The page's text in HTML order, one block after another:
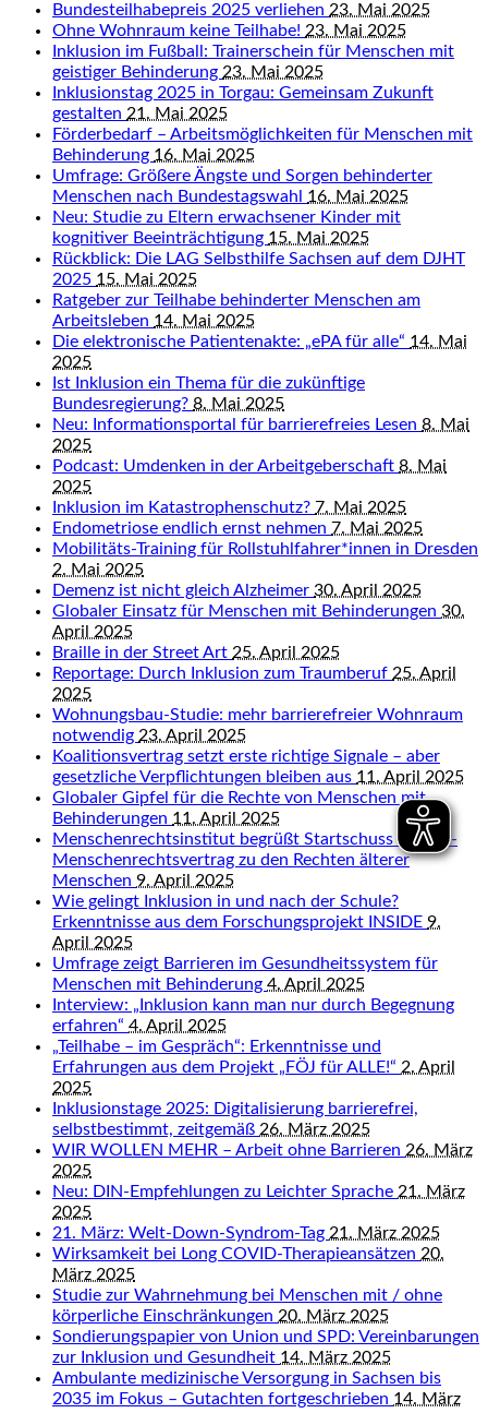
Bundesteilhabepreis 2025 verliehen 23. Mai 2025
Ohne Wohnraum keine Teilhabe! 23. Mai 2025
Inklusion im Fußball: Trainerschein für Menschen mit
geistiger Behinderung 23. Mai 2025
Inklusionstag 2025 in Torgau: Gemeinsam Zukunft
gestalten 21. Mai 2025
Förderbedarf – Arbeitsmöglichkeiten für Menschen mit
Behinderung 16. Mai 2025
Umfrage: Größere Ängste und Sorgen behinderter
Menschen nach Bundestagswahl 16. Mai 2025
Neu: Studie zu Eltern erwachsener Kinder mit
kognitiver Beeinträchtigung 15. Mai 2025
Rückblick: Die LAG Selbsthilfe Sachsen auf dem DJHT
2025 15. Mai 2025
Ratgeber zur Teilhabe behinderter Menschen am
Arbeitsleben 14. Mai 2025
Die elektronische Patientenakte: „ePA für alle“ 14. Mai
2025
Ist Inklusion ein Thema für die zukünftige
Bundesregierung? 8. Mai 2025
Neu: Informationsportal für barrierefreies Lesen 8. Mai
2025
Podcast: Umdenken in der Arbeitgeberschaft 8. Mai
2025
Inklusion im Katastrophenschutz? 7. Mai 2025
Endometriose endlich ernst nehmen 7. Mai 2025
Mobilitäts-Training für Rollstuhlfahrer*innen in Dresden
2. Mai 2025
Demenz ist nicht gleich Alzheimer 30. April 2025
Globaler Einsatz für Menschen mit Behinderungen 30.
April 2025
Braille in der Street Art 25. April 2025
Reportage: Durch Inklusion zum Traumberuf 25. April
2025
Wohnungsbau-Studie: mehr barrierefreier Wohnraum
notwendig 23. April 2025
Koalitionsvertrag setzt erste richtige Signale – aber
gesetzliche Verpflichtungen bleiben aus 11. April 2025
Globaler Gipfel für die Rechte von Menschen mit
Behinderungen 11. April 2025
Menschenrechtsinstitut begrüßt Startschuss für UN-
Menschenrechtsvertrag zu den Rechten älterer
Menschen 9. April 2025
Wie gelingt Inklusion in und nach der Schule?
Erkenntnisse aus dem Forschungsprojekt INSIDE 9.
April 2025
Umfrage zeigt Barrieren im Gesundheitssystem für
Menschen mit Behinderung 4. April 2025
Interview: „Inklusion kann man nur durch Begegnung
erfahren“ 4. April 2025
„Teilhabe – im Gespräch“: Erkenntnisse und
Erfahrungen aus dem Projekt „FÖJ für ALLE!“ 2. April
2025
Inklusionstage 2025: Digitalisierung barrierefrei,
selbstbestimmt, zeitgemäß 26. März 2025
WIR WOLLEN MEHR – Arbeit ohne Barrieren 26. März
2025
Neu: DIN-Empfehlungen zu Leichter Sprache 21. März
2025
21. März: Welt-Down-Syndrom-Tag 21. März 2025
Wirksamkeit bei Long COVID-Therapieansätzen 20.
März 2025
Studie zur Wahrnehmung bei Menschen mit / ohne
körperliche Einschränkungen 20. März 2025
Sondierungspapier von Union und SPD: Vereinbarungen
zur Inklusion und Gesundheit 14. März 2025
Ambulante medizinische Versorgung in Sachsen bis
2035 im Fokus – Gutachten fortgeschrieben 14. März